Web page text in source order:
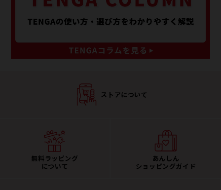
ストアについて
無料ラッピング
について
あんしん
ショッピングガイド